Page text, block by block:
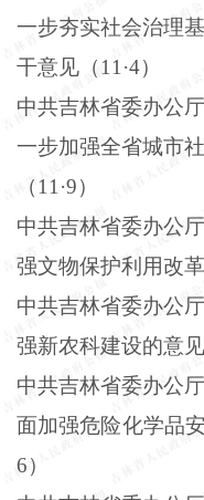
一步夯实社会治理
干意见（11 ·4）
中共吉林省委办公
一步加强全省城市
（11 ·9）
中共吉林省委办公
强文物保护利用改
中共吉林省委办公
强新农科建设的意
中共吉林省委办公
面加强危险化学品
6）